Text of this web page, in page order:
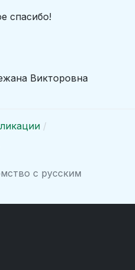
спасибо!
Викторовна
с русским